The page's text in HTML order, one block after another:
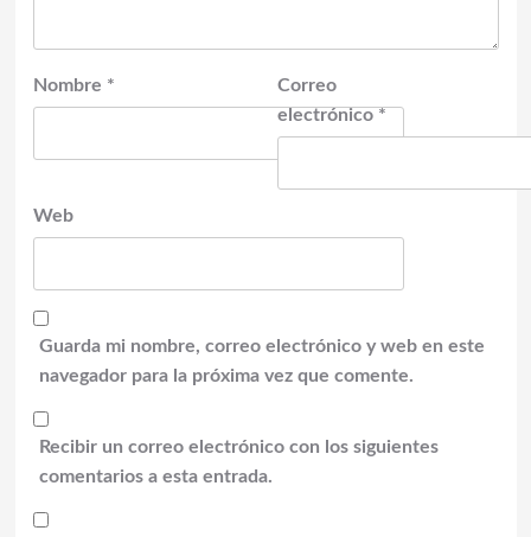
Nombre *
Correo
electrónico *
Web
Guarda mi nombre, correo electrónico y web en este
navegador para la próxima vez que comente.
Recibir un correo electrónico con los siguientes
comentarios a esta entrada.